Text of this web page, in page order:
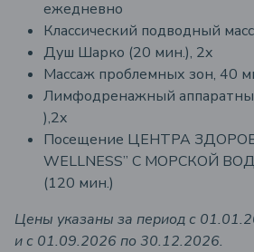
ежедневно
Классический подводный
Душ Шарко (20 мин.), 2x
Массаж проблемных зон, 40
Лимфодренажный
),2x
Посещение ЦЕНТРА
WELLNESS” С МОРСКОЙ
(120 мин.)
Цены указаны за период с
и с 01.09.2026 по 30.12.2026.